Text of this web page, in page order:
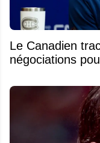
Le Canadien
négociations